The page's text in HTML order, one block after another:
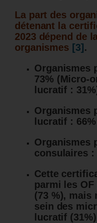
La part des
détenant la
2023 dépend de
organismes [3] .
Organismes
73% (Micro-
lucratif :
Organismes
lucratif :
Organismes
consulaires :
Cette
parmi les
(73 %), mais
sein des
lucratif (31%)